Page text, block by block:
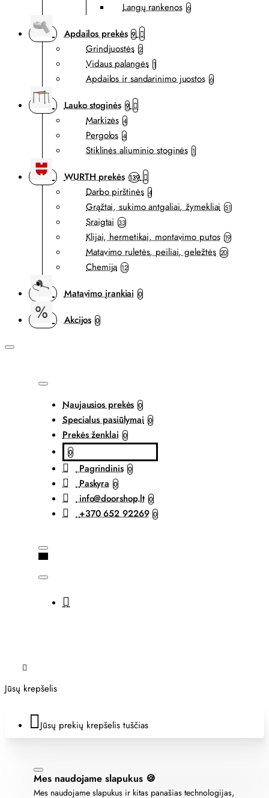
Langų rankenos 6
Apdailos prekės 9
Grindjuostės 2
Vidaus palangės 1
Apdailos ir sandarinimo juostos 6
Lauko stoginės 9
Markizės 4
Pergolos 4
Stiklinės aliuminio stoginės 1
WURTH prekės 139
Darbo pirštinės 4
Grąžtai, sukimo antgaliai, žymekliai 51
Sraigtai 33
Klijai, hermetikai, montavimo putos 19
Matavimo ruletės, peiliai, geležtės 20
Chemija 12
Matavimo įrankiai 0
Akcijos 0
Naujausios prekės 0
Specialus pasiūlymai 0
Prekės ženklai 0
0
Pagrindinis 0
Paskyra 0
info@doorshop.lt 0
+370 652 92269 0
Jūsų krepšelis
Jūsų prekių krepšelis tuščias
Mes naudojame slapukus 🍪
Mes naudojame slapukus ir kitas panašias technologijas,